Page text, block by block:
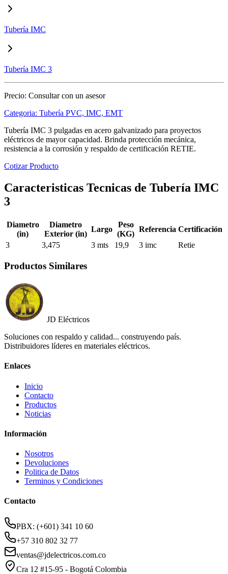
Tubería IMC
Tubería IMC 3
Precio: Consultar con un asesor
Categoria: Tubería PVC, IMC, EMT
Tubería IMC 3 pulgadas en acero galvanizado para proyectos
eléctricos de mayor capacidad. Brinda protección mecánica,
resistencia a la corrosión y respaldo de certificación RETIE.
Cotizar Producto
Caracteristicas Tecnicas de Tubería IMC
3
Diametro
(in)
Diametro
Exterior (in)
Largo
Peso
(KG)
Referencia Certificación
3
3,475 3 mts 19,9 3 imc Retie
Productos Similares
JD Eléctricos
Soluciones con respaldo y calidad... construyendo país.
Distribuidores líderes en materiales eléctricos.
Enlaces
Inicio
Contacto
Productos
Noticias
Información
Nosotros
Devoluciones
Politica de Datos
Terminos y Condiciones
Contacto
PBX: (+601) 341 10 60
+57 310 802 32 77
ventas@jdelectricos.com.co
Cra 12 #15-95 - Bogotá Colombia